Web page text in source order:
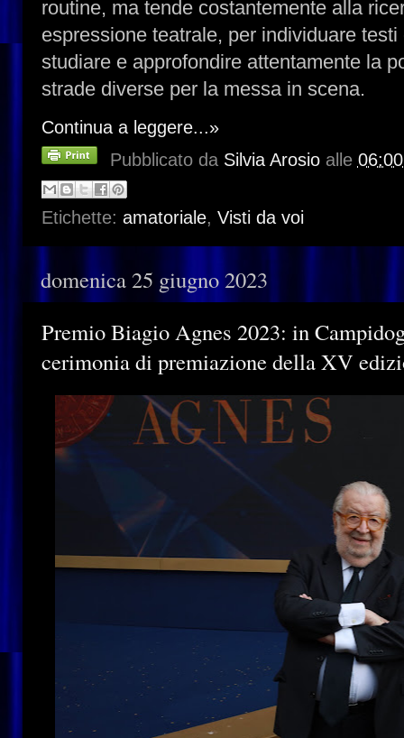
routine, ma tende costantemente alla
espressione teatrale, per individuare
studiare e approfondire attentamente la
strade diverse per la messa in scena.
Continua a leggere...»
Pubblicato da Silvia Arosio alle
Etichette: amatoriale, Visti da voi
domenica 25 giugno 2023
Premio Biagio Agnes 2023: in
cerimonia di premiazione della XV